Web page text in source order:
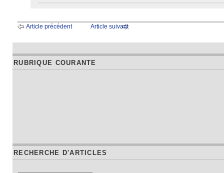
Article précédent Article suivant
RUBRIQUE COURANTE
RECHERCHE D'ARTICLES